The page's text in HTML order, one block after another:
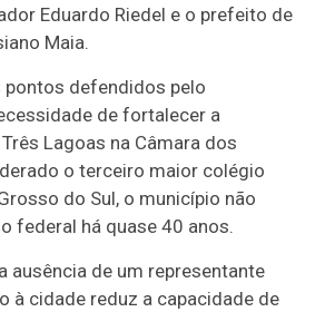
Eduardo Riedel e o prefeito de
Maia.
pontos defendidos pelo
de fortalecer a
Lagoas na Câmara dos
o terceiro maior colégio
do Sul, o município não
federal há quase 40 anos.
ausência de um representante
à cidade reduz a capacidade de